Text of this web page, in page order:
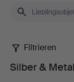
Silber
Filtrieren
Silber &